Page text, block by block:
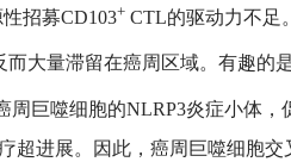
招募CD103+ CTL的驱动力不足
大量滞留在癌周区域。有趣的
周巨噬细胞的NLRP3炎症小体，
超进展。因此，癌周巨噬细胞交